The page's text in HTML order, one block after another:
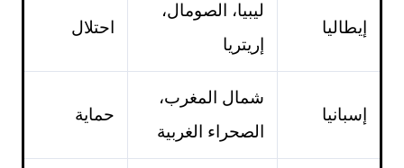
إيطاليا
ليبيا، الصومال،
إريتريا
احتلال
إسبانيا
شمال المغرب،
الصحراء الغربية
حماية